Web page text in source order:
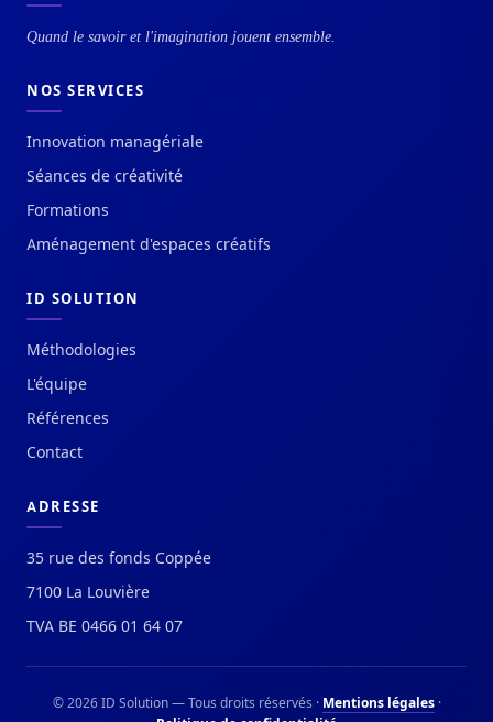
Quand le savoir et l'imagination jouent ensemble.
NOS SERVICES
Innovation managériale
Séances de créativité
Formations
Aménagement d'espaces créatifs
ID SOLUTION
Méthodologies
L'équipe
Références
Contact
ADRESSE
35 rue des fonds Coppée
7100 La Louvière
TVA BE 0466 01 64 07
© 2026 ID Solution — Tous droits réservés · Mentions légales·